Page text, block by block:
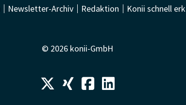
Newsletter-Archiv Redaktion Konii schnell
© 2026 konii-GmbH